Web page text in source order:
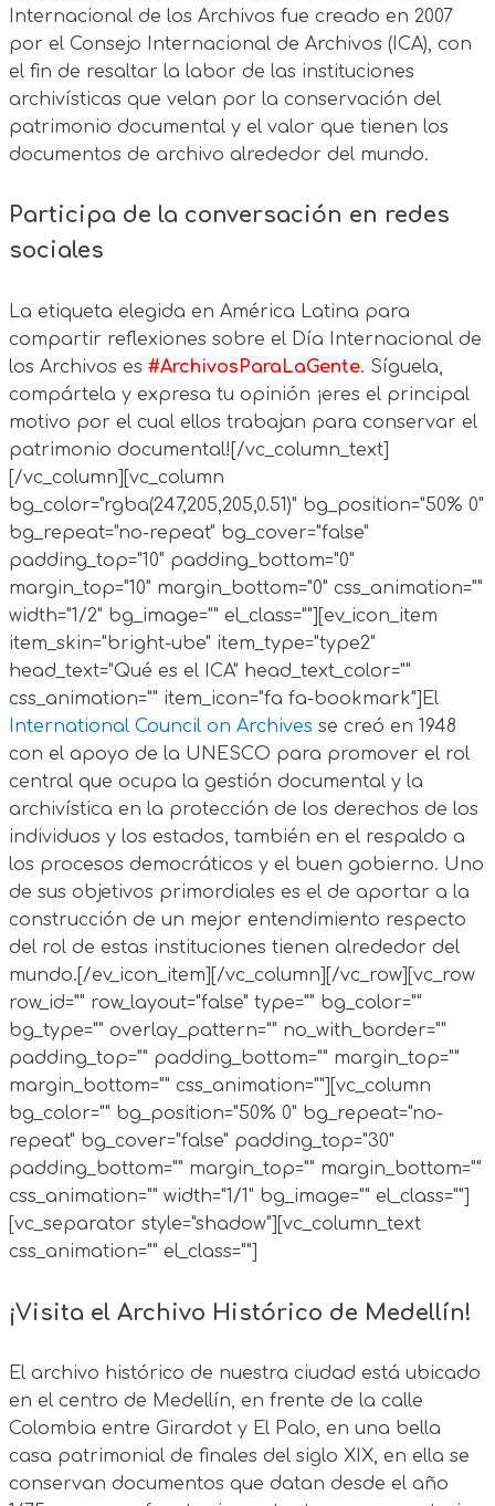
Internacional de los Archivos fue creado en 2007
por el Consejo Internacional de Archivos (ICA), con
el fin de resaltar la labor de las instituciones
archivísticas que velan por la conservación del
patrimonio documental y el valor que tienen los
documentos de archivo alrededor del mundo.
Participa de la conversación en redes
sociales
La etiqueta elegida en América Latina para
compartir reflexiones sobre el Día Internacional de
los Archivos es #ArchivosParaLaGente. Síguela,
compártela y expresa tu opinión ¡eres el principal
motivo por el cual ellos trabajan para conservar el
patrimonio documental![/vc_column_text]
[/vc_column][vc_column
bg_color="rgba(247,205,205,0.51)" bg_position="50% 0"
bg_repeat="no-repeat" bg_cover="false"
padding_top="10" padding_bottom="0"
margin_top="10" margin_bottom="0" css_animation=""
width="1/2" bg_image="" el_class=""][ev_icon_item
item_skin="bright-ube" item_type="type2"
head_text="Qué es el ICA" head_text_color=""
css_animation="" item_icon="fa fa-bookmark"]El
International Council on Archives se creó en 1948
con el apoyo de la UNESCO para promover el rol
central que ocupa la gestión documental y la
archivística en la protección de los derechos de los
individuos y los estados, también en el respaldo a
los procesos democráticos y el buen gobierno. Uno
de sus objetivos primordiales es el de aportar a la
construcción de un mejor entendimiento respecto
del rol de estas instituciones tienen alrededor del
mundo.[/ev_icon_item][/vc_column][/vc_row][vc_row
row_id="" row_layout="false" type="" bg_color=""
bg_type="" overlay_pattern="" no_with_border=""
padding_top="" padding_bottom="" margin_top=""
margin_bottom="" css_animation=""][vc_column
bg_color="" bg_position="50% 0" bg_repeat="no-
repeat" bg_cover="false" padding_top="30"
padding_bottom="" margin_top="" margin_bottom=""
css_animation="" width="1/1" bg_image="" el_class=""]
[vc_separator style="shadow"][vc_column_text
css_animation="" el_class=""]
¡Visita el Archivo Histórico de Medellín!
El archivo histórico de nuestra ciudad está ubicado
en el centro de Medellín, en frente de la calle
Colombia entre Girardot y El Palo, en una bella
casa patrimonial de finales del siglo XIX, en ella se
conservan documentos que datan desde el año